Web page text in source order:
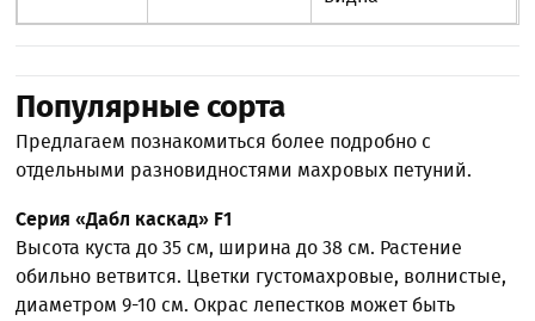
Популярные сорта
Предлагаем познакомиться более подробно с
отдельными разновидностями махровых петуний.
Серия «Дабл каскад» F1
Высота куста до 35 см, ширина до 38 см. Растение
обильно ветвится. Цветки густомахровые, волнистые,
диаметром 9-10 см. Окрас лепестков может быть